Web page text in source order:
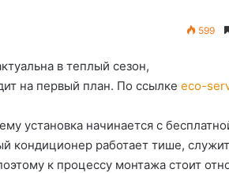
599
в теплый сезон,
на первый план. По ссылке eco-
установка начинается с
кондиционер работает тише,
к процессу монтажа стоит
септик без откачки